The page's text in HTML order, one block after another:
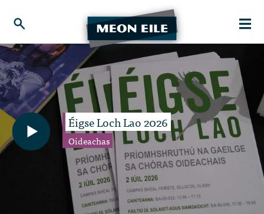
Éigse Loch Lao 2026
Oideachas